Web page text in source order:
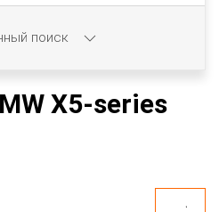
X5-series
поиск